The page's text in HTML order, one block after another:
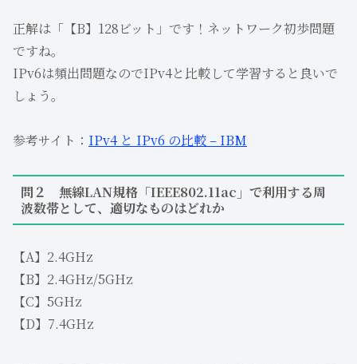
正解は「【B】128ビット」です！ネットワーク初歩問題
ですね。
IPv6は頻出問題なのでIPv4と比較して学習すると良いで
しょう。
参考サイト： IPv4 と IPv6 の比較 – IBM
問２ 無線LAN規格「IEEE802.11ac」で利用する周
波数帯として、適切なものはどれか
【A】2.4GHz
【B】2.4GHz/5GHz
【C】5GHz
【D】7.4GHz